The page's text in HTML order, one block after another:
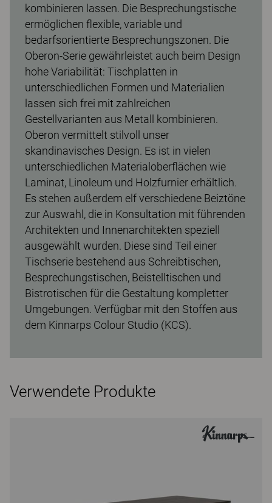
kombinieren lassen. Die Besprechungstische
ermöglichen flexible, variable und
bedarfsorientierte Besprechungszonen. Die
Oberon-Serie gewährleistet auch beim Design
hohe Variabilität: Tischplatten in
unterschiedlichen Formen und Materialien
lassen sich frei mit zahlreichen
Gestellvarianten aus Metall kombinieren.
Oberon vermittelt stilvoll unser
skandinavisches Design. Es ist in vielen
unterschiedlichen Materialoberflächen wie
Laminat, Linoleum und Holzfurnier erhältlich.
Es stehen außerdem elf verschiedene Beiztöne
zur Auswahl, die in Konsultation mit führenden
Architekten und Innenarchitekten speziell
ausgewählt wurden. Diese sind Teil einer
Tischserie bestehend aus Schreibtischen,
Besprechungstischen, Beistelltischen und
Bistrotischen für die Gestaltung kompletter
Umgebungen. Verfügbar mit den Stoffen aus
dem Kinnarps Colour Studio (KCS).
Verwendete Produkte